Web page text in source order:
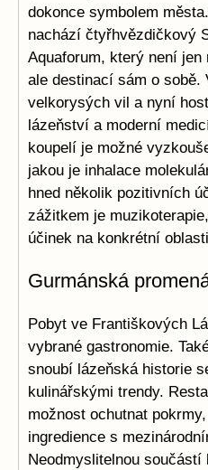
dokonce symbolem
nachází čtyřhvězdičkový
Aquaforum, který není
ale destinací sám o sobě.
velkorysých vil a nyní
lázeňství a moderní
koupelí je možné
jakou je inhalace
hned několik pozitivních
zážitkem je
účinek na konkrétní
Gurmánská
Pobyt ve Františkových
vybrané gastronomie.
snoubí lázeňská historie
kulinářskými trendy.
možnost ochutnat
ingredience s
Neodmyslitelnou